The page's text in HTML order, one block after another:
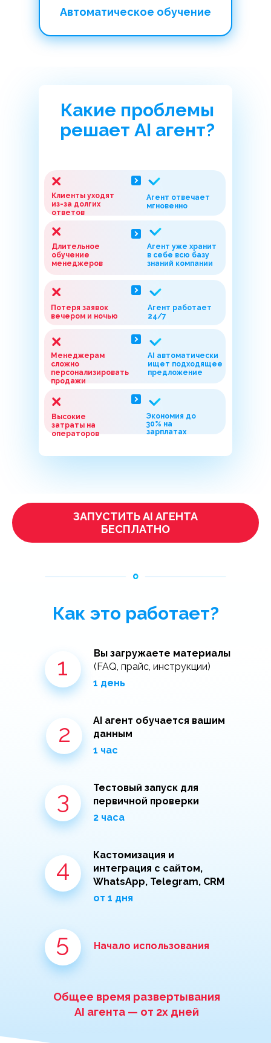
Автоматическое обучение
Какие проблемы
решает AI агент?
Агент отвечает
мгновенно
Агент уже хранит
в себе всю базу
знаний компании
Агент работает
24/7
Экономия до
30% на
зарплатах
Клиенты уходят
из-за долгих
ответов
Длительное
обучение
менеджеров
Потеря заявок
вечером и ночью
Высокие
затраты на
операторов
Менеджерам
сложно
персонализировать
продажи
AI автоматически
ищет подходящее
предложение
ЗАПУСТИТЬ AI АГЕНТА
БЕСПЛАТНО
Общее время развертывания
AI агента — от 2х дней
Как это работает?
Вы загружаете материалы
(FAQ, прайс, инструкции)
1 день
от 1 дня
2 часа
1 час
AI агент обучается вашим
данным
Тестовый запуск для
первичной проверки
Кастомизация и
интеграция с сайтом,
WhatsApp, Telegram, CRM
Начало использования
5
4
3
2
1